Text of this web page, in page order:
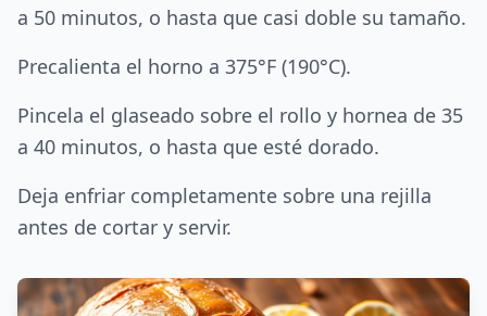
a 50 minutos, o hasta que casi doble su tamaño.
Precalienta el horno a 375°F (190°C).
Pincela el glaseado sobre el rollo y hornea de 35
a 40 minutos, o hasta que esté dorado.
Deja enfriar completamente sobre una rejilla
antes de cortar y servir.